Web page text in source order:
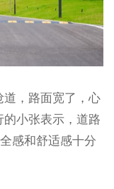
，路面宽了，心
小张表示，道路
感和舒适感十分